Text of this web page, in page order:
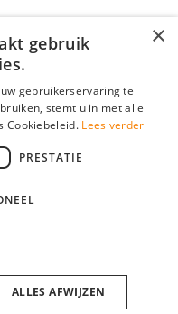
×
gebruik
gebruikerservaring te
stemt u in met alle
Cookiebeleid. Lees verder
PRESTATIE
ALLES AFWIJZEN